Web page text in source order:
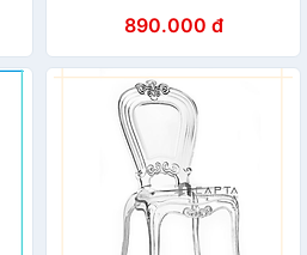
nhựa chân sắt nhập khẩu
CC1548-P HCM
890.000 đ